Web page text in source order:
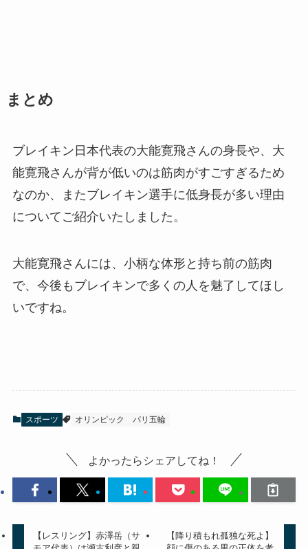
まとめ
ブレイキン日本代表の大能寛飛さんの身長や、大
能寛飛さんが背が低いのは筋肉がすごすぎるため
なのか、またブレイキン選手に低身長が多い理由
についてご紹介いたしました。
大能寛飛さんには、小柄な体形と持ち前の筋肉
で、今後もブレイキンで多くの人を魅了してほし
いですね。
スポーツ オリンピック パリ五輪
よかったらシェアしてね！
【レスリング】赤澤岳（サ
【降り積もれ孤独な死よ】